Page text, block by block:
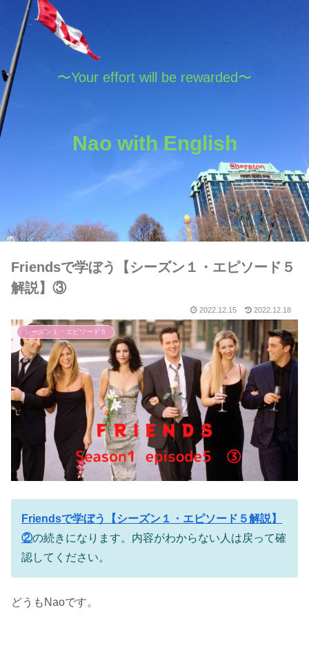
〜Your effort will be rewarded〜
Nao with English
Friendsで学ぼう【シーズン１・エピソード５
解説】③
2022.12.15 2022.12.18
シーズン１・エピソード５
Friendsで学ぼう【シーズン１・エピソード５解説】
②の続きになります。内容がわからない人は戻って確
認してください。
どうもNaoです。